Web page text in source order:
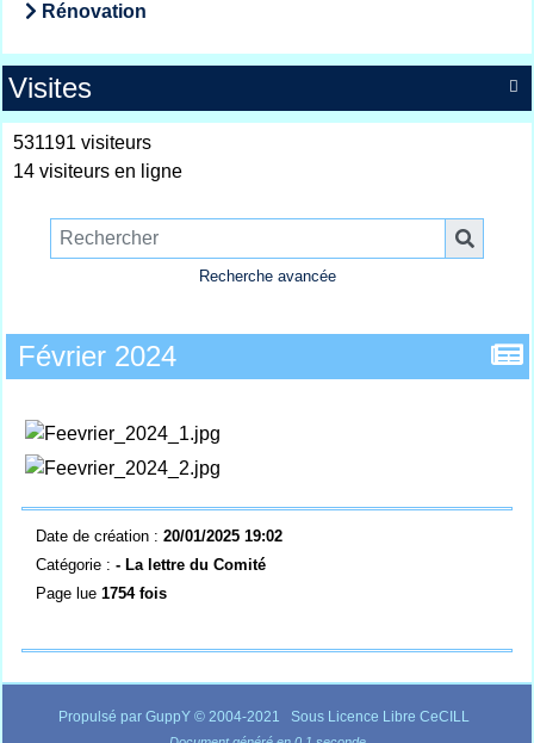
Rénovation

Visites
531191 visiteurs
14 visiteurs en ligne
Recherche avancée
Février 2024
Date de création : 20/01/2025 19:02
Catégorie : - La lettre du Comité
Page lue 1754 fois
Propulsé par GuppY © 2004-2021 Sous Licence Libre CeCILL